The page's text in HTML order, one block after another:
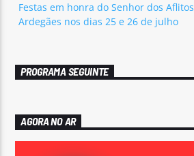
Festas em honra do Senhor dos
Ardegães nos dias 25 e 26 de julho
PROGRAMA SEGUINTE
AGORA NO AR